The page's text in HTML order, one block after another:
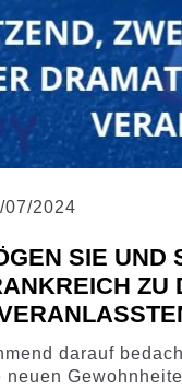
07/2024
SIE UND
ZU
darauf
neuen